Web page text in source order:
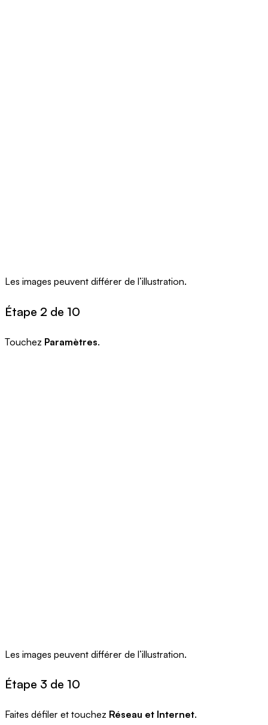
Les images peuvent différer de l’illustration.
Étape 2 de 10
Touchez Paramètres.
Les images peuvent différer de l’illustration.
Étape 3 de 10
Faites défiler et touchez Réseau et Internet.